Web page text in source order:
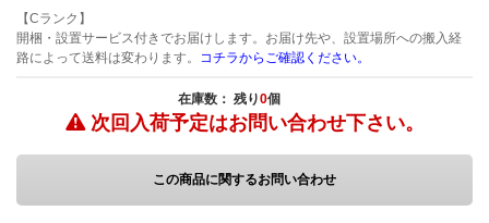
【Cランク】
開梱・設置サービス付きでお届けします。お届け先や、設置場所への搬入経
路によって送料は変わります。 コチラからご確認ください。
在庫数： 残り0個
次回入荷予定はお問い合わせ下さい。
この商品に関するお問い合わせ